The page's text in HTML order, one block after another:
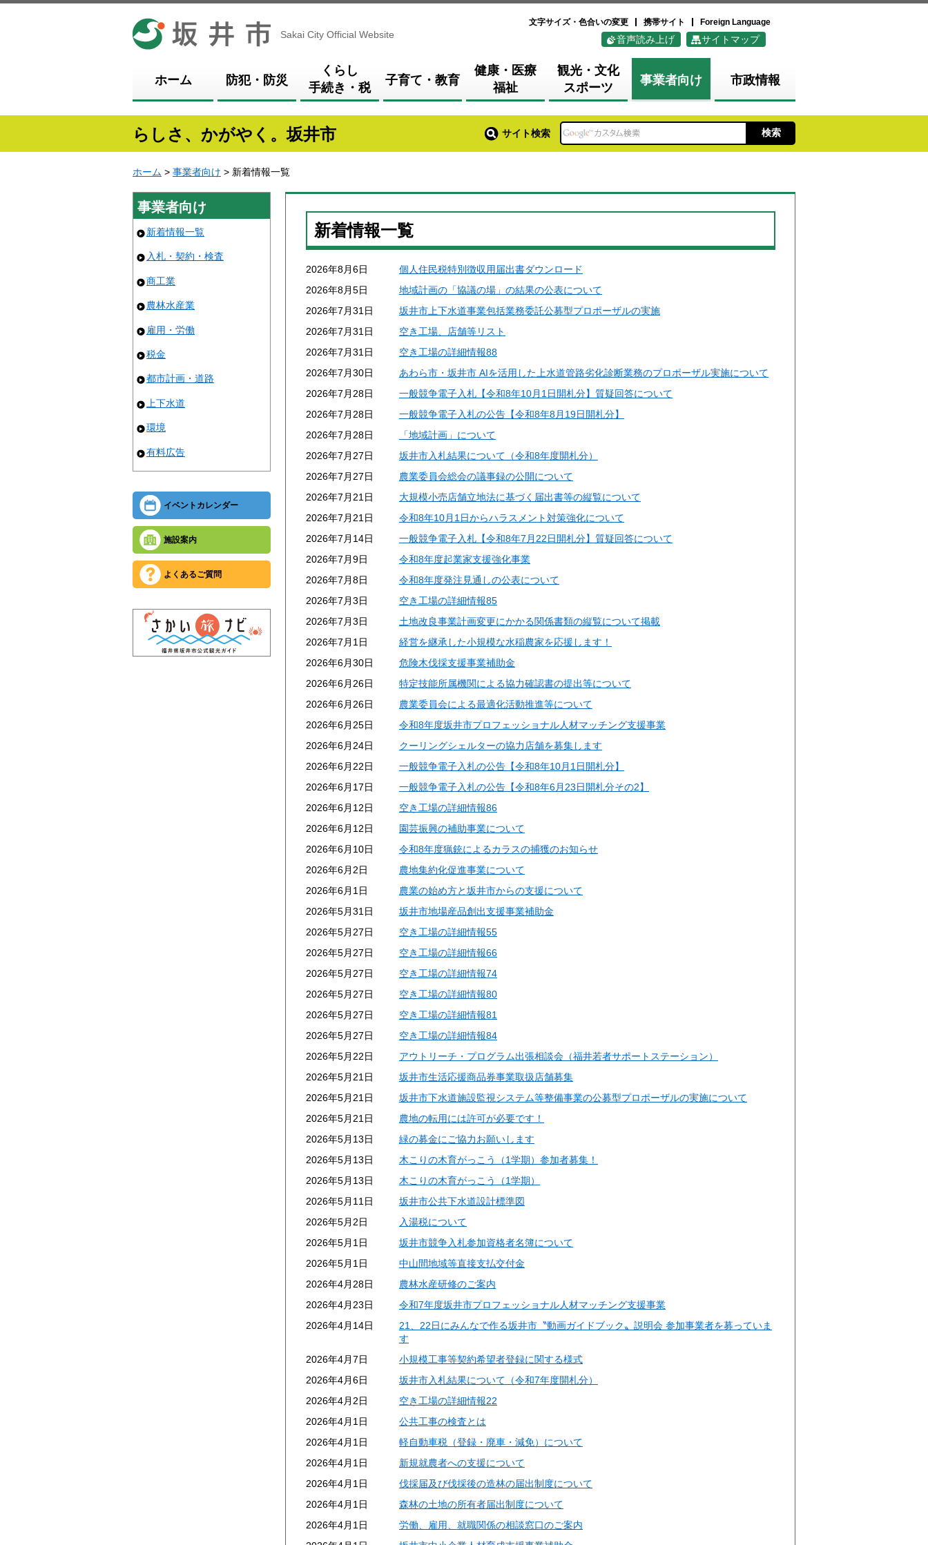
坂井市
Sakai City Official Website
文字サイズ・色合いの変更 携帯サイト Foreign Language
音声読み上げ サイトマップ
ホーム 防犯・防災
くらし
手続き・税
子育て・教育
健康・医療
福祉
観光・文化
スポーツ
事業者向け 市政情報
らしさ、かがやく。坂井市 サイト検索
ホーム > 事業者向け > 新着情報一覧
事業者向け
新着情報一覧
入札・契約・検査
商工業
農林水産業
雇用・労働
税金
都市計画・道路
上下水道
環境
有料広告
イベントカレンダー
施設案内
よくあるご質問
新着情報一覧
2026年8月6日
個人住民税特別徴収用届出書ダウンロード
2026年8月5日
地域計画の「協議の場」の結果の公表について
2026年7月31日
坂井市上下水道事業包括業務委託公募型プロポーザルの実施
2026年7月31日
空き工場、店舗等リスト
2026年7月31日
空き工場の詳細情報88
2026年7月30日
あわら市・坂井市 AIを活用した上水道管路劣化診断業務のプロポーザル実施について
2026年7月28日
一般競争電子入札【令和8年10月1日開札分】質疑回答について
2026年7月28日
一般競争電子入札の公告【令和8年8月19日開札分】
2026年7月28日
「地域計画」について
2026年7月27日
坂井市入札結果について（令和8年度開札分）
2026年7月27日
農業委員会総会の議事録の公開について
2026年7月21日
大規模小売店舗立地法に基づく届出書等の縦覧について
2026年7月21日
令和8年10月1日からハラスメント対策強化について
2026年7月14日
一般競争電子入札【令和8年7月22日開札分】質疑回答について
2026年7月9日
令和8年度起業家支援強化事業
2026年7月8日
令和8年度発注見通しの公表について
2026年7月3日
空き工場の詳細情報85
2026年7月3日
土地改良事業計画変更にかかる関係書類の縦覧について掲載
2026年7月1日
経営を継承した小規模な水稲農家を応援します！
2026年6月30日
危険木伐採支援事業補助金
2026年6月26日
特定技能所属機関による協力確認書の提出等について
2026年6月26日
農業委員会による最適化活動推進等について
2026年6月25日
令和8年度坂井市プロフェッショナル人材マッチング支援事業
2026年6月24日
クーリングシェルターの協力店舗を募集します
2026年6月22日
一般競争電子入札の公告【令和8年10月1日開札分】
2026年6月17日
一般競争電子入札の公告【令和8年6月23日開札分その2】
2026年6月12日
空き工場の詳細情報86
2026年6月12日
園芸振興の補助事業について
2026年6月10日
令和8年度猟銃によるカラスの捕獲のお知らせ
2026年6月2日
農地集約化促進事業について
2026年6月1日
農業の始め方と坂井市からの支援について
2026年5月31日
坂井市地場産品創出支援事業補助金
2026年5月27日
空き工場の詳細情報55
2026年5月27日
空き工場の詳細情報66
2026年5月27日
空き工場の詳細情報74
2026年5月27日
空き工場の詳細情報80
2026年5月27日
空き工場の詳細情報81
2026年5月27日
空き工場の詳細情報84
2026年5月22日
アウトリーチ・プログラム出張相談会（福井若者サポートステーション）
2026年5月21日
坂井市生活応援商品券事業取扱店舗募集
2026年5月21日
坂井市下水道施設監視システム等整備事業の公募型プロポーザルの実施について
2026年5月21日
農地の転用には許可が必要です！
2026年5月13日
緑の募金にご協力お願いします
2026年5月13日
木こりの木育がっこう（1学期）参加者募集！
2026年5月13日
木こりの木育がっこう（1学期）
2026年5月11日
坂井市公共下水道設計標準図
2026年5月2日
入湯税について
2026年5月1日
坂井市競争入札参加資格者名簿について
2026年5月1日
中山間地域等直接支払交付金
2026年4月28日
農林水産研修のご案内
2026年4月23日
令和7年度坂井市プロフェッショナル人材マッチング支援事業
2026年4月14日
21、22日にみんなで作る坂井市〝動画ガイドブック〟説明会 参加事業者を募っていま
す
2026年4月7日
小規模工事等契約希望者登録に関する様式
2026年4月6日
坂井市入札結果について（令和7年度開札分）
2026年4月2日
空き工場の詳細情報22
2026年4月1日
公共工事の検査とは
2026年4月1日
軽自動車税（登録・廃車・減免）について
2026年4月1日
新規就農者への支援について
2026年4月1日
伐採届及び伐採後の造林の届出制度について
2026年4月1日
森林の土地の所有者届出制度について
2026年4月1日
労働、雇用、就職関係の相談窓口のご案内